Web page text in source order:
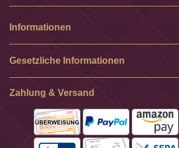
Informationen
Gesetzliche Informationen
Zahlung & Versand